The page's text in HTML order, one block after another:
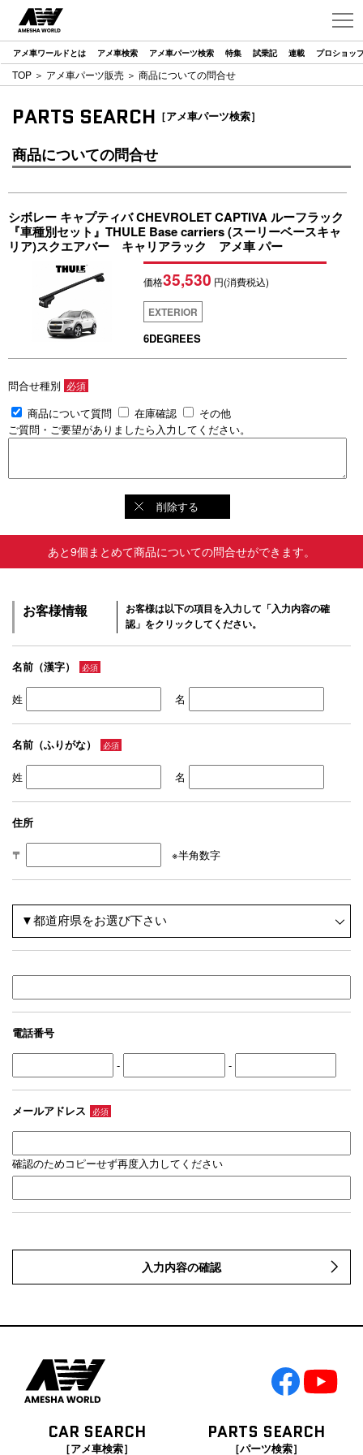
アメ車ワールドとは アメ車検索 アメ車パーツ検索 特集 試乗記 連載 プロショッ
TOP ＞ アメ車パーツ販売 ＞ 商品についての問合せ
PARTS SEARCH ［アメ車パーツ検索］
商品についての問合せ
シボレー キャプティバ CHEVROLET CAPTIVA ルーフラック
『車種別セット』THULE Base carriers (スーリーベースキャ
リア)スクエアバー キャリアラック アメ車 パー
価格35,530 円(消費税込)
EXTERIOR
6DEGREES
問合せ種別 必須
商品について質問 在庫確認
その他
ご質問・ご要望がありましたら入力してください。
削除する
あと9個まとめて商品についての問合せができます。
お客様情報
お客様は以下の項目を入力して「入力内容の確
認」をクリックしてください。
名前（漢字） 必須
姓 名
名前（ふりがな） 必須
姓 名
住所
〒 ※半角数字
電話番号
- -
メールアドレス 必須
確認のためコピーせず再度入力してください
入力内容の確認
CAR SEARCH
［アメ車検索］
PARTS SEARCH
［パーツ検索］